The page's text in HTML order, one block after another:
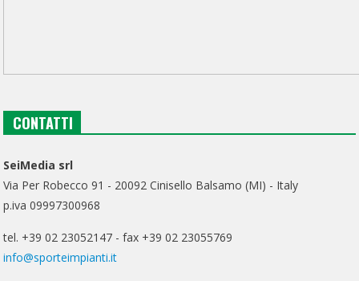
CONTATTI
SeiMedia srl
Via Per Robecco 91 - 20092 Cinisello Balsamo (MI) - Italy
p.iva 09997300968
tel. +39 02 23052147 - fax +39 02 23055769
info@sporteimpianti.it